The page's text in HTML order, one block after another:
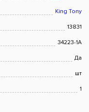
King Tony
13831
34223-1A
Да
шт
1